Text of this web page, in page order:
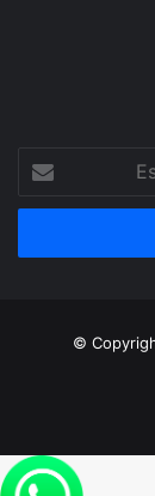
tu
correo
©